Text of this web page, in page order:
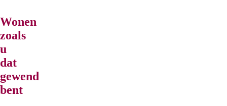
Wonen
zoals
u
dat
gewend
bent